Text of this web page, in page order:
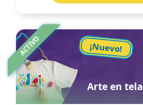
ACTIVO ¡Nuevo!
Image
Arte en tela